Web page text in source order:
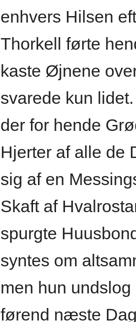
enhvers Hilsen
Thorkell førte
kaste Øjnene
svarede kun
der for hende
Hjerter af alle de
sig af en
Skaft af
spurgte
syntes om
men hun
førend næste